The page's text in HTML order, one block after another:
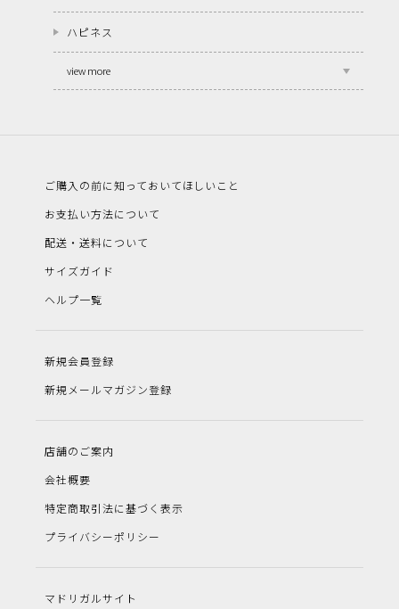
ハピネス
view more
ご購入の前に知っておいてほしいこと
お支払い方法について
配送・送料について
サイズガイド
ヘルプ一覧
新規会員登録
新規メールマガジン登録
店舗のご案内
会社概要
特定商取引法に基づく表示
プライバシーポリシー
マドリガルサイト